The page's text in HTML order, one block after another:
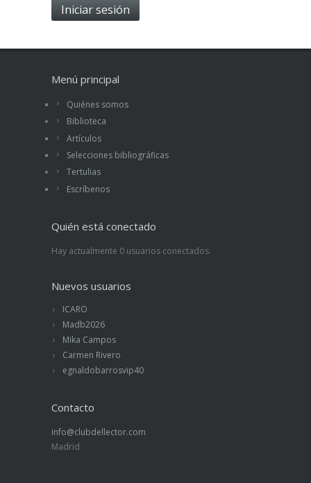
Menú principal
Quiénes somos
Biblioteca
Artículos
Selecciones bibliográficas
Tertulias
Escríbenos
Quién está conectado
Hay actualmente 0 usuarios conectados.
Nuevos usuarios
ICARO
Madb2026
Mika Campos
Carmen Rivero
egnaldobarrosvip40
Contacto
info@clubdellector.com
Madrid